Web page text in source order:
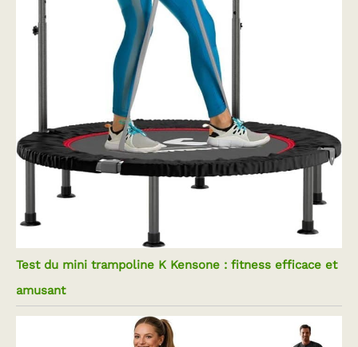
Test du mini trampoline K Kensone : fitness efficace et
amusant